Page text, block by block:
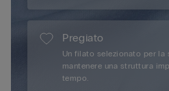
Pregiato
Un filato selezionato per la
mantenere una struttura
tempo.